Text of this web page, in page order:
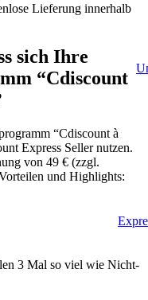
Lieferung innerhalb
sich Ihre
“Cdiscount
“Cdiscount à
Express Seller nutzen.
von 49 € (zzgl.
und Highlights:
3 Mal so viel wie Nicht-